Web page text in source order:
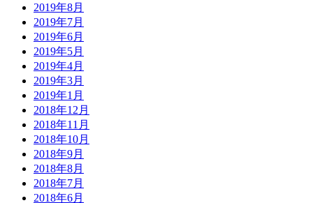
2019年8月
2019年7月
2019年6月
2019年5月
2019年4月
2019年3月
2019年1月
2018年12月
2018年11月
2018年10月
2018年9月
2018年8月
2018年7月
2018年6月